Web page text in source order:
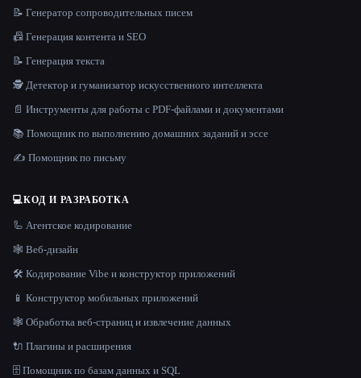
📝 Генератор сопроводительных писем
📠 Генерация контента и SEO
📝 Генерация текста
🕵️ Детектор и гуманизатор искусственного интеллекта
📄 Инструменты для работы с PDF-файлами и документами
📚 Помощник по выполнению домашних заданий и эссе
✍️ Помощник по письму
💻КОД И РАЗРАБОТКА
🦾 Агентское кодирование
🕸 Веб-дизайн
🛠️ Кодирование Vibe и конструктор приложений
📱 Конструктор мобильных приложений
🕸️ Обработка веб-страниц и извлечение данных
🔌 Плагины и расширения
🗄️ Помощник по базам данных и SQL